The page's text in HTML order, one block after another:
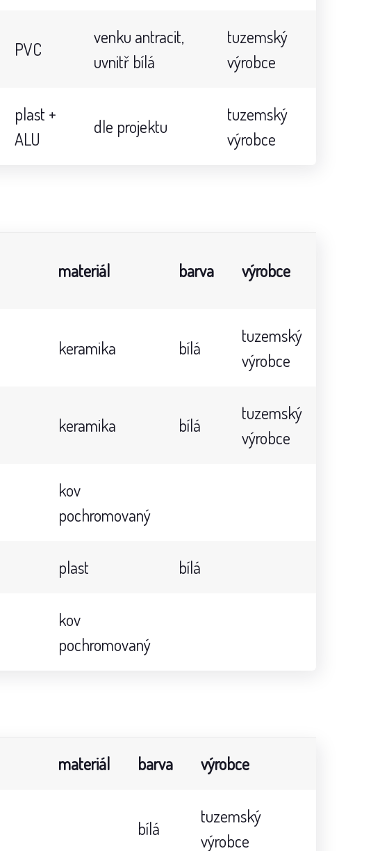
PVC
venku antracit,
uvnitř bílá
tuzemský
výrobce
plast +
ALU
dle projektu
tuzemský
výrobce
materiál barva výrobce
keramika bílá
tuzemský
výrobce
keramika bílá
tuzemský
výrobce
kov
pochromovaný
plast bílá
kov
pochromovaný
materiál barva výrobce
bílá
tuzemský
výrobce